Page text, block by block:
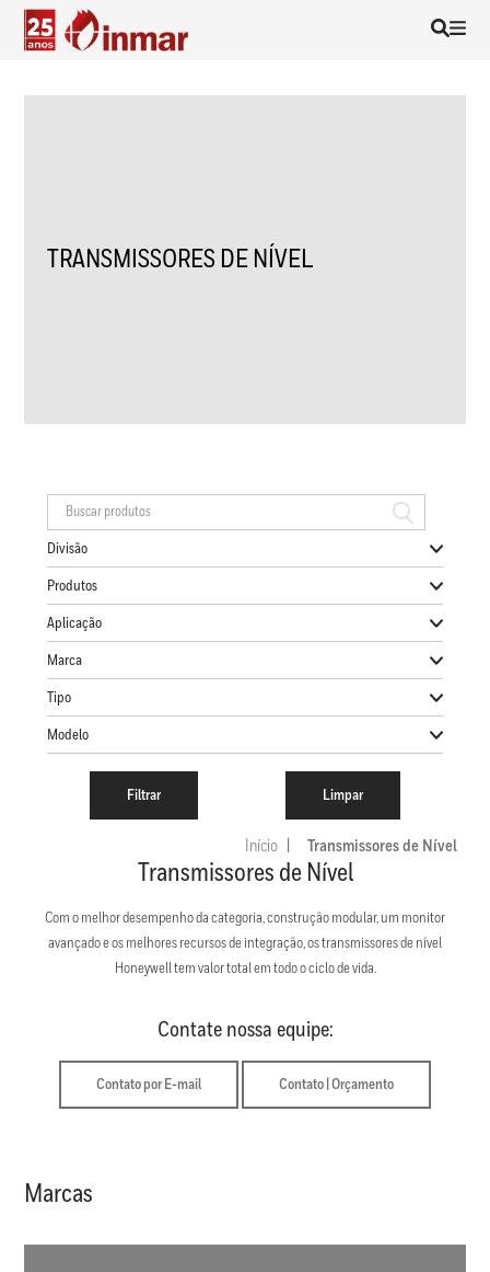
TRANSMISSORES DE NÍVEL
Divisão
Produtos
Aplicação
Marca
Tipo
Modelo
Início Transmissores de Nível
Transmissores de Nível
Com o melhor desempenho da categoria, construção modular, um monitor
avançado e os melhores recursos de integração, os transmissores de nível
Honeywell tem valor total em todo o ciclo de vida.
Contate nossa equipe:
Contato por E-mail Contato | Orçamento
Marcas